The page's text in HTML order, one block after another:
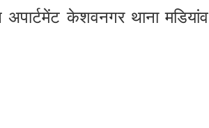
अपार्टमेंट केशवनगर थाना मडियांव